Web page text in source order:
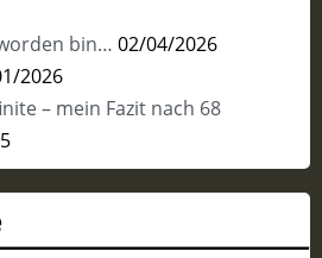
bin… 02/04/2026
2026
– mein Fazit nach 68